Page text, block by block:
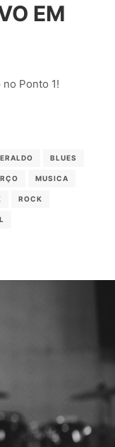
EM
Ponto 1!
BLUES
MUSICA
ROCK